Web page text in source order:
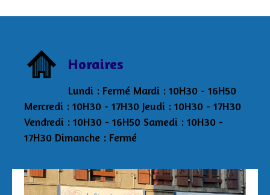
Horaires
Lundi : Fermé Mardi : 10H30 - 16H50
Mercredi : 10H30 - 17H30 Jeudi : 10H30 - 17H30
Vendredi : 10H30 - 16H50 Samedi : 10H30 -
17H30 Dimanche : Fermé